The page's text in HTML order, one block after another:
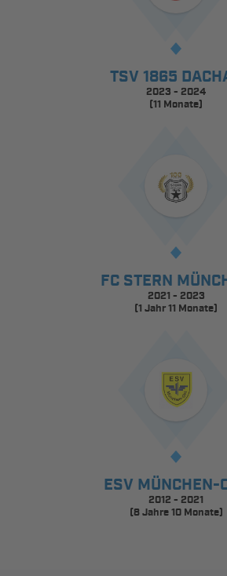
TSV 1865
2023 - 2024
(11 Monate)
FC STERN
2021 - 2023
(1 Jahr 11 Monate)
ESV MÜNCHEN-
2012 - 2021
(8 Jahre 10 Monate)